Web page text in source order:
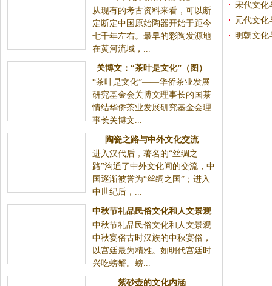
中国彩陶的原始文化
从现有的考古资料来看，可以断定断定中国原始陶器开
始于距今七千年左右。最早的彩陶发源地在黄河流
域，...
关博文：“茶叶是文化”（图）
“茶叶是文化”——华侨茶业发展研究基金会关博文理事
长的国茶情结华侨茶业发展研究基金会理事长关博文...
陶瓷之路与中外文化交流
进入汉代后，著名的“丝绸之路”沟通了中外文化间的交
流，中国逐渐被誉为“丝绸之国”；进入中世纪后，...
中秋节礼品民俗文化和人文景观
中秋节礼品民俗文化和人文景观中秋宴俗古时汉族的中
秋宴俗，以宫廷最为精雅。如明代宫廷时兴吃螃蟹。
紫砂壶的文化内涵
中国的茶文化源远流长，喝茶健
宋代文化
元代文化
明朝文化